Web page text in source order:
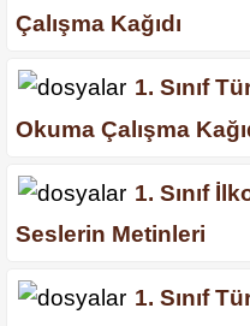
Çalışma Kağıdı
1. Sınıf
Okuma Çalışma
1. Sınıf
Seslerin Metinleri
1. Sınıf